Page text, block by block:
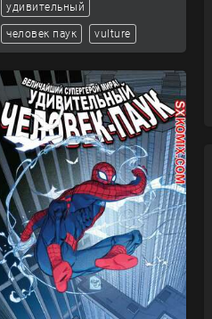
удивительный
человек паук vulture